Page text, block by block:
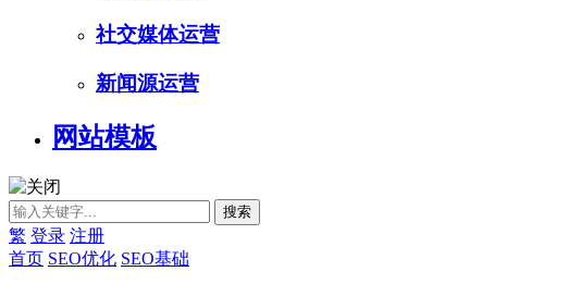
社交媒体运营
新闻源运营
网站模板
繁 登录 注册
首页 SEO优化 SEO基础